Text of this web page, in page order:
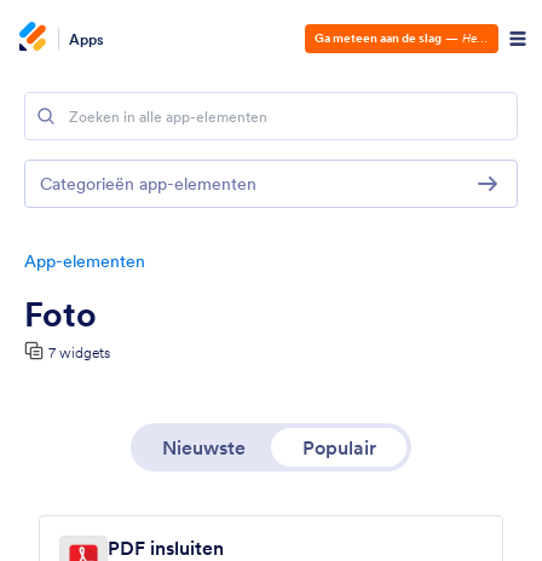
Apps Ga meteen aan de slag — Het is gratis!
App-elementen
Foto
7 widgets
Nieuwste Populair
PDF insluiten
Categorieën app-elementen